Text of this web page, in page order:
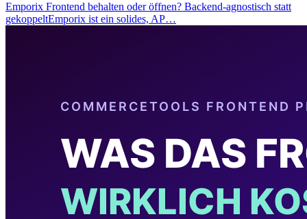
Emporix Frontend behalten oder öffnen? Backend-agnostisch statt
gekoppeltEmporix ist ein solides, AP…